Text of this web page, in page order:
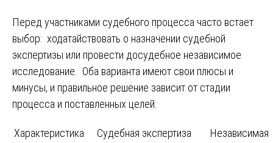
Перед участниками судебного процесса часто встает
выбор: ходатайствовать о назначении судебной
экспертизы или провести досудебное независимое
исследование. Оба варианта имеют свои плюсы и
минусы, и правильное решение зависит от стадии
процесса и поставленных целей:
Характеристика Судебная экспертиза Независимая